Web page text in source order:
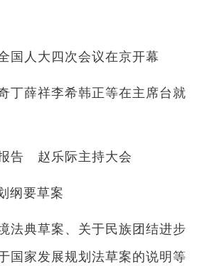
国人大四次会议在京开幕
丁薛祥李希韩正等在主席台就
告 赵乐际主持大会
纲要草案
法典草案、关于民族团结进步
国家发展规划法草案的说明等